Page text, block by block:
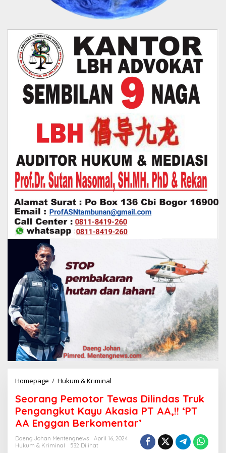
Homepage / Hukum & Kriminal
o
r
a
n
g
Seorang Pemotor Tewas Dilindas Truk
Pengangkut Kayu Akasia PT AA,!! ‘PT
AA Enggan Berkomentar’
Daeng Johan Mentengnews
April 16, 2024
Hukum & Kriminal
532 Dilihat